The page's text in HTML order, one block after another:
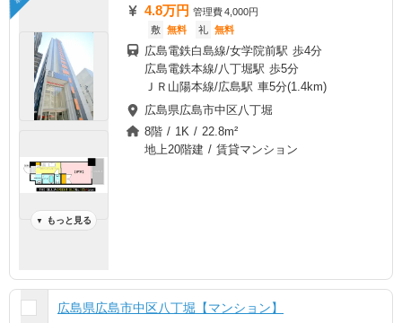
▼ もっと見る
4.8万円 管理費4,000円
敷 無料 礼 無料
広島電鉄白島線/女学院前駅 歩4分
広島電鉄本線/八丁堀駅 歩5分
ＪＲ山陽本線/広島駅 車5分(1.4km)
広島県広島市中区八丁堀
8階 / 1K / 22.8m²
地上20階建 / 賃貸マンション
広島県広島市中区八丁堀【マンション】